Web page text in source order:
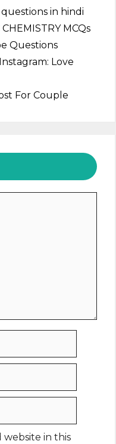
in hindi
MCQs
Questions
Love
For Couple
website in this